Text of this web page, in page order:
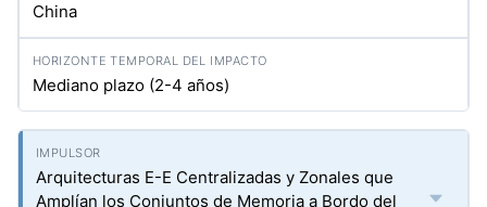
China
Mediano plazo (2-4 años)
Arquitecturas E-E Centralizadas y Zonales que
Amplían los Conjuntos de Memoria a Bordo del